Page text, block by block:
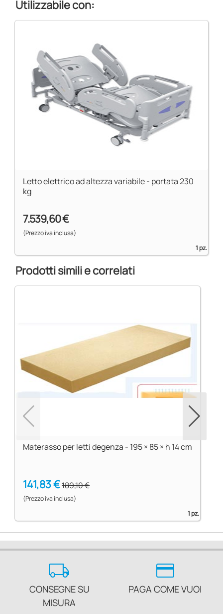
Utilizzabile con:
Letto elettrico ad altezza variabile - portata 230
kg
7.539,60 €
(Prezzo iva inclusa)
1 pz.
Prodotti simili e correlati
Materasso per letti degenza - 195 × 85 × h 14 cm
141,83 €189,10 €
(Prezzo iva inclusa)
1 pz.
local_shipping
CONSEGNE SU
MISURA
credit_card
PAGA COME VUOI